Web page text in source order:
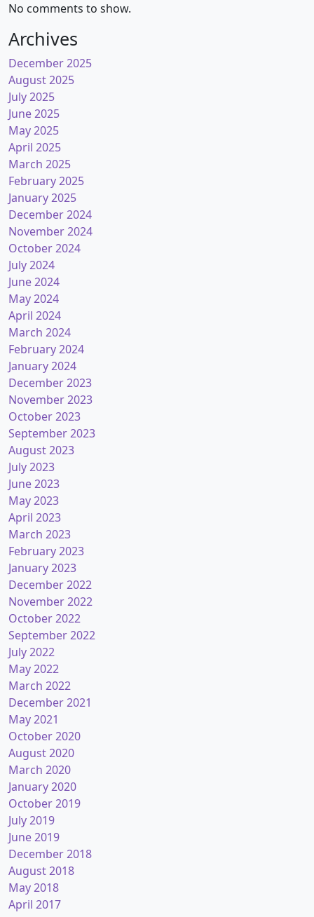
No comments to show.
Archives
December 2025
August 2025
July 2025
June 2025
May 2025
April 2025
March 2025
February 2025
January 2025
December 2024
November 2024
October 2024
July 2024
June 2024
May 2024
April 2024
March 2024
February 2024
January 2024
December 2023
November 2023
October 2023
September 2023
August 2023
July 2023
June 2023
May 2023
April 2023
March 2023
February 2023
January 2023
December 2022
November 2022
October 2022
September 2022
July 2022
May 2022
March 2022
December 2021
May 2021
October 2020
August 2020
March 2020
January 2020
October 2019
July 2019
June 2019
December 2018
August 2018
May 2018
April 2017